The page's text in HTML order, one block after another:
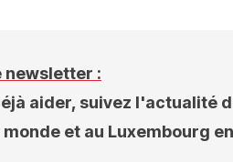
newsletter :
aider, suivez l'actualité
et au Luxembourg